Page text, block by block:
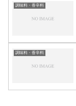
調味料・香辛料
調味料・香辛料